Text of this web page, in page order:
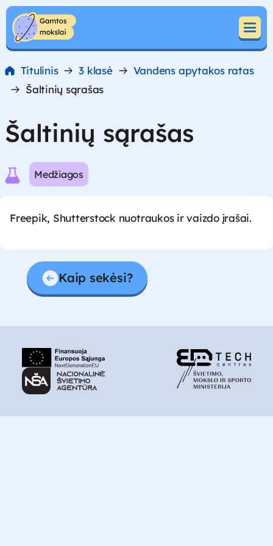
Pereiti prie turinio
Pereiti prie turinio
Titulinis 3 klasė
Vandens apytakos ratas
Šaltinių sąrašas
Šaltinių sąrašas
Medžiagos
Freepik, Shutterstock nuotraukos ir vaizdo įrašai.
Kaip sekėsi?